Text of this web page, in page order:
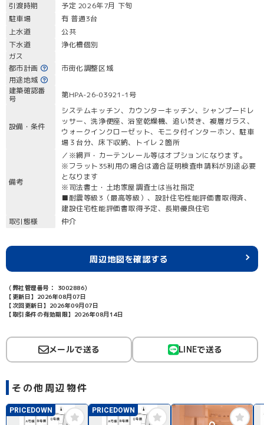
引渡時期
予定 2026年7月 下旬
駐車場
有 普通3台
上水道
公共
下水道
浄化槽個別
ガス
都市計画
市街化調整区域
用途地域
建築確認番
号
第HPA-26-03921-1号
設備・条件
システムキッチン、カウンターキッチン、シャンプードレ
ッサー、洗浄便座、浴室乾燥機、追い焚き、複層ガラス、
ウォークインクローゼット、モニタ付インターホン、駐車
場３台分、床下収納、トイレ２箇所
備考
／※網戸・カーテンレール等はオプションになります。
※フラット35利用の場合は適合証明検査申請料が別途必要
となります
※司法書士・土地家屋調査士は当社指定
■耐震等級3（最高等級）、設計住宅性能評価書取得済、
建設住宅性能評価書取得予定、長期優良住宅
取引態様
仲介
周辺地図を確認する
（弊社管理番号： 3002886）
【更新日】2026年08月07日
【次回更新日】2026年09月07日
【取引条件の有効期限】2026年08月14日
メールで送る LINEで送る
その他周辺物件
PRICEDOWN PRICEDOWN